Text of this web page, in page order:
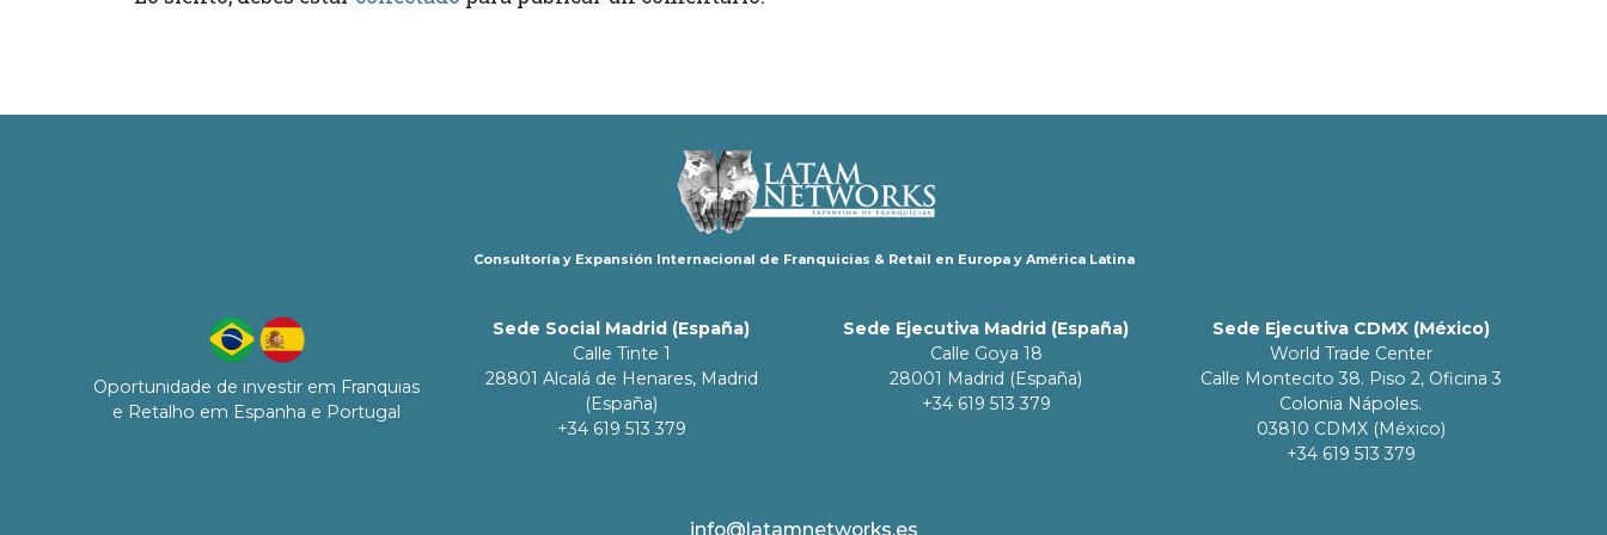
Consultoría y Expansión Internacional de Franquicias & Retail en Europa y América Latina
Oportunidade de investir em Franquias
e Retalho em Espanha e Portugal
Sede Social Madrid (España)
Calle Tinte 1
28801 Alcalá de Henares, Madrid
(España)
+34 619 513 379
Sede Ejecutiva Madrid (España)
Calle Goya 18
28001 Madrid (España)
+34 619 513 379
Sede Ejecutiva CDMX (México)
World Trade Center
Calle Montecito 38. Piso 2, Oficina 3
Colonia Nápoles.
03810 CDMX (México)
+34 619 513 379
info@latamnetworks.es